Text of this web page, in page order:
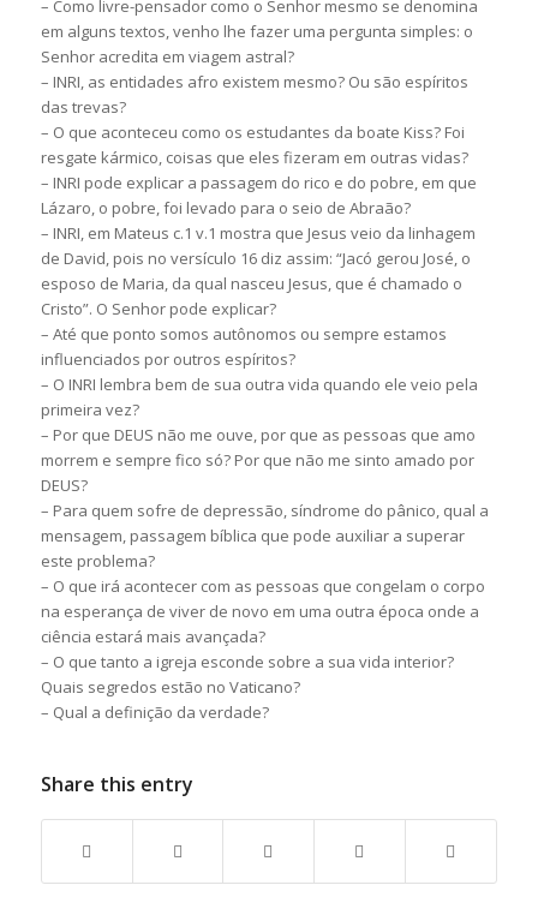
– Como livre-pensador como o Senhor mesmo se denomina
em alguns textos, venho lhe fazer uma pergunta simples: o
Senhor acredita em viagem astral?
– INRI, as entidades afro existem mesmo? Ou são espíritos
das trevas?
– O que aconteceu como os estudantes da boate Kiss? Foi
resgate kármico, coisas que eles fizeram em outras vidas?
– INRI pode explicar a passagem do rico e do pobre, em que
Lázaro, o pobre, foi levado para o seio de Abraão?
– INRI, em Mateus c.1 v.1 mostra que Jesus veio da linhagem
de David, pois no versículo 16 diz assim: “Jacó gerou José, o
esposo de Maria, da qual nasceu Jesus, que é chamado o
Cristo”. O Senhor pode explicar?
– Até que ponto somos autônomos ou sempre estamos
influenciados por outros espíritos?
– O INRI lembra bem de sua outra vida quando ele veio pela
primeira vez?
– Por que DEUS não me ouve, por que as pessoas que amo
morrem e sempre fico só? Por que não me sinto amado por
DEUS?
– Para quem sofre de depressão, síndrome do pânico, qual a
mensagem, passagem bíblica que pode auxiliar a superar
este problema?
– O que irá acontecer com as pessoas que congelam o corpo
na esperança de viver de novo em uma outra época onde a
ciência estará mais avançada?
– O que tanto a igreja esconde sobre a sua vida interior?
Quais segredos estão no Vaticano?
– Qual a definição da verdade?
Share this entry